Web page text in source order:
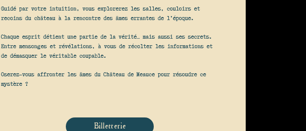
Guidé par votre intuition, vous explorerez les salles, couloirs et
recoins du château à la rencontre des âmes errantes de l’époque.
Chaque esprit détient une partie de la vérité… mais aussi ses secrets.
Entre mensonges et révélations, à vous de récolter les informations et
de démasquer le véritable coupable.
Oserez-vous affronter les âmes du Château de Meauce pour résoudre ce
mystère ?
Billetterie